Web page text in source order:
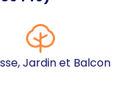
Jardin et Balcon